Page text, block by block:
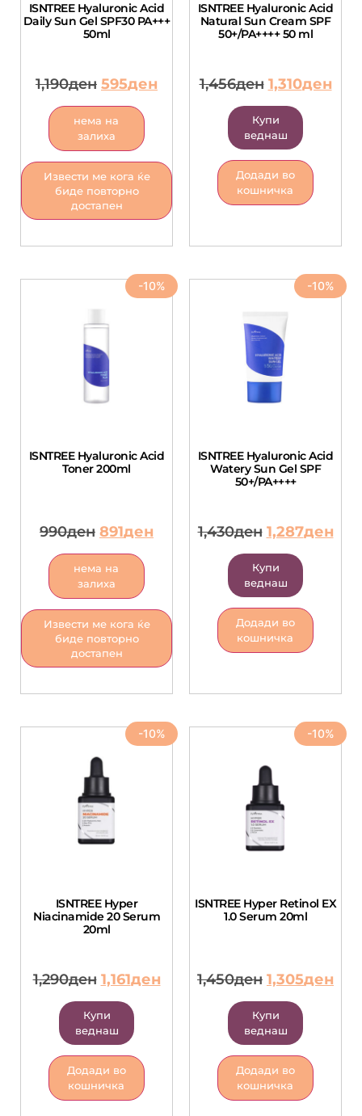
ISNTREE Hyaluronic Acid
Daily Sun Gel SPF30 PA+++
50ml
1,190ден 595ден
нема на
залиха
Извести ме кога ќе
биде повторно
достапен
ISNTREE Hyaluronic Acid
Natural Sun Cream SPF
50+/PA++++ 50 ml
1,456ден 1,310ден
Купи
веднаш
Додади во
кошничка
-10%
ISNTREE Hyaluronic Acid
Toner 200ml
990ден 891ден
нема на
залиха
Извести ме кога ќе
биде повторно
достапен
-10%
ISNTREE Hyaluronic Acid
Watery Sun Gel SPF
50+/PA++++
1,430ден 1,287ден
Купи
веднаш
Додади во
кошничка
-10%
ISNTREE Hyper
Niacinamide 20 Serum
20ml
1,290ден 1,161ден
Купи
веднаш
Додади во
кошничка
-10%
ISNTREE Hyper Retinol EX
1.0 Serum 20ml
1,450ден 1,305ден
Купи
веднаш
Додади во
кошничка